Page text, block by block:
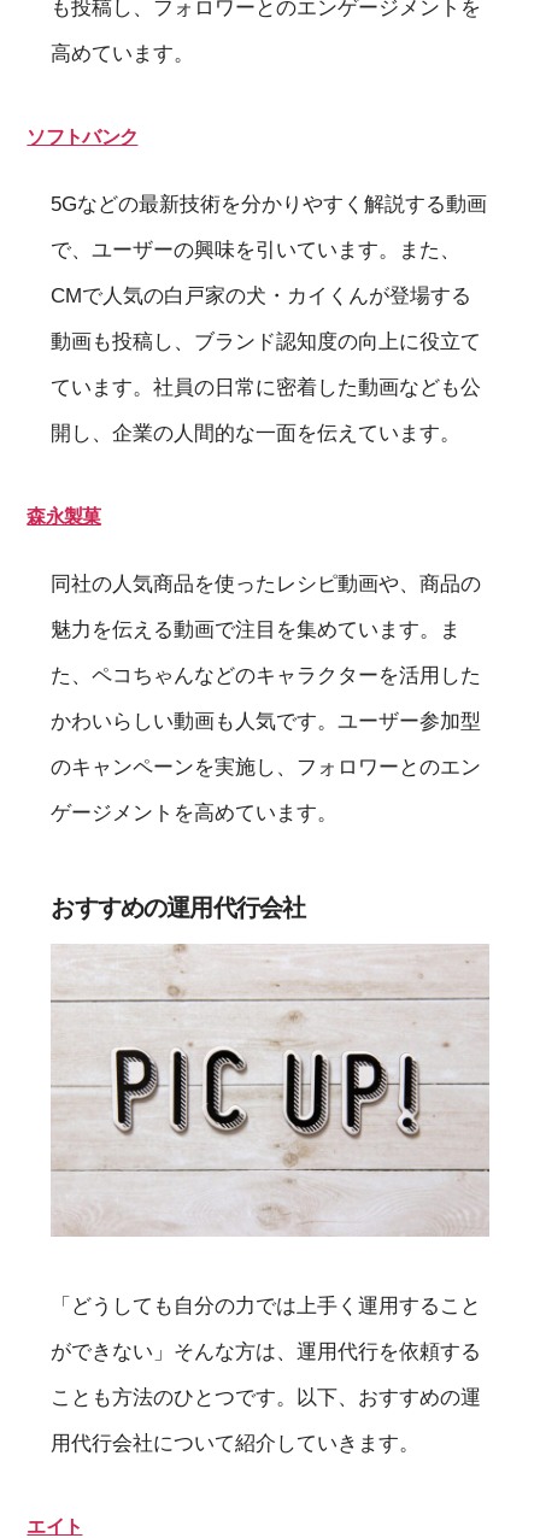
も投稿し、フォロワーとのエンゲージメントを
高めています。
ソフトバンク
5Gなどの最新技術を分かりやすく解説する動画
で、ユーザーの興味を引いています。また、
CMで人気の白戸家の犬・カイくんが登場する
動画も投稿し、ブランド認知度の向上に役立て
ています。社員の日常に密着した動画なども公
開し、企業の人間的な一面を伝えています。
森永製菓
同社の人気商品を使ったレシピ動画や、商品の
魅力を伝える動画で注目を集めています。ま
た、ペコちゃんなどのキャラクターを活用した
かわいらしい動画も人気です。ユーザー参加型
のキャンペーンを実施し、フォロワーとのエン
ゲージメントを高めています。
おすすめの運用代行会社
「どうしても自分の力では上手く運用すること
ができない」そんな方は、運用代行を依頼する
ことも方法のひとつです。以下、おすすめの運
用代行会社について紹介していきます。
エイト